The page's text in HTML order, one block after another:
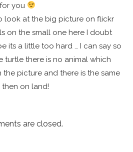
you
look at the big picture on flickr
on the small one here I doubt
its a little too hard … I can say so
turtle there is no animal which
the picture and there is the same
on land!
are closed.